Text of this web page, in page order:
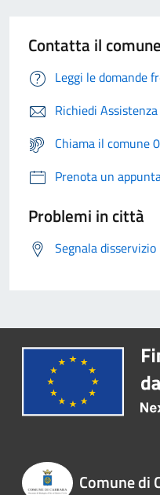
Contatta il comune
Leggi le domande
Richiedi Assistenza
Chiama il comune
Prenota un
Problemi in città
Segnala disservizio
Comune di